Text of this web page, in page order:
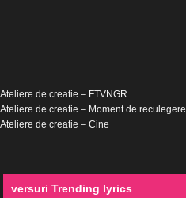
Ateliere de creatie – FTVNGR
Ateliere de creatie – Moment de reculegere
Ateliere de creatie – Cine
versuri Trending lyrics